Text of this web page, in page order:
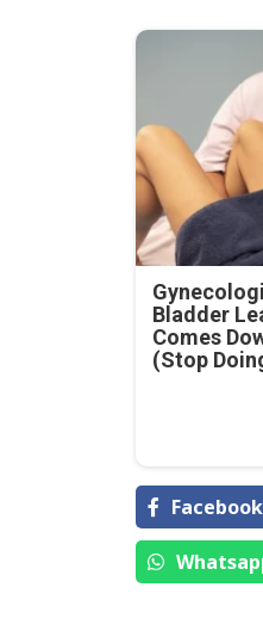
Bladder
Comes
(Stop
Facebook